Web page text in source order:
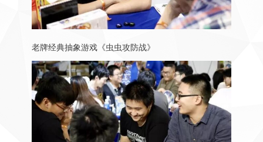
老牌经典抽象游戏《虫虫攻防战》